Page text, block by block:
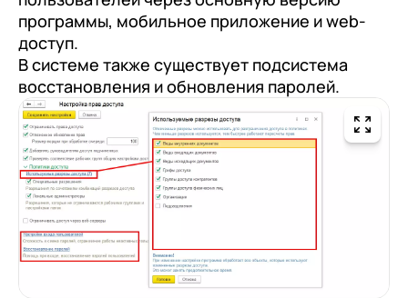
программы, мобильное приложение и web-
доступ.
В системе также существует подсистема
восстановления и обновления паролей.
+7 Номер телефона
Отправить
Я даю согласие на обработку
данныхв соответствии сПолитикой
Конфиденциальности
+7 Номер телефона
Отправить
Я даю согласие на обработкуПерсональных
данныхв соответствии с
Конфиденциальности
+7 Номер телефона
Отправить
Я даю согласие на обработкуПерсональных
данныхв соответствии сПолитикой
Конфиденциальности
Продолжить покупки